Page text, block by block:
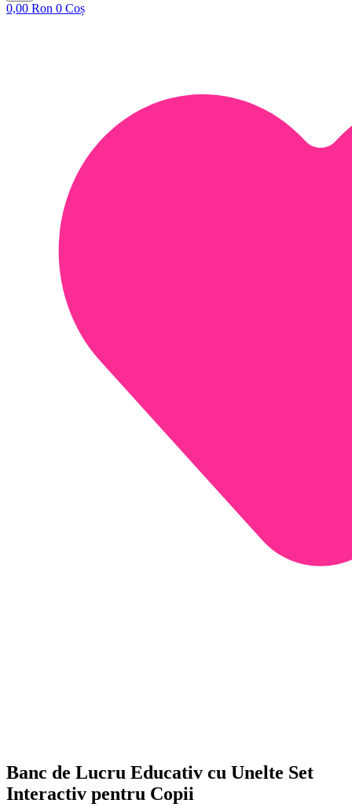
0,00 Ron 0 Coș
Banc de Lucru Educativ cu Unelte Set
Interactiv pentru Copii